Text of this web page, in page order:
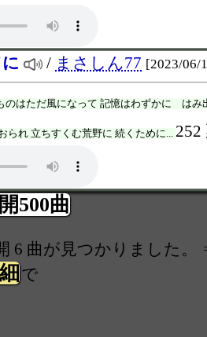
/ まさしん77 [2023/06/
のはただ風になって 記憶はわずかに は
られ 立ちすくむ荒野に 続くために... 252
500曲
6 曲が見つかりました
で